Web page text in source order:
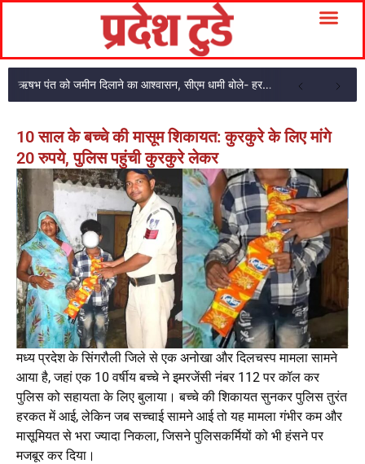
ऋषभ पंत को जमीन दिलाने का आश्वासन, सीएम धामी बोले- हरसंभव मदद करेंगे
10 साल के बच्चे की मासूम शिकायत: कुरकुरे के लिए मांगे
20 रुपये, पुलिस पहुंची कुरकुरे लेकर
मध्य प्रदेश के सिंगरौली जिले से एक अनोखा और दिलचस्प मामला सामने
आया है, जहां एक 10 वर्षीय बच्चे ने इमरजेंसी नंबर 112 पर कॉल कर
पुलिस को सहायता के लिए बुलाया। बच्चे की शिकायत सुनकर पुलिस तुरंत
हरकत में आई, लेकिन जब सच्चाई सामने आई तो यह मामला गंभीर कम और
मासूमियत से भरा ज्यादा निकला, जिसने पुलिसकर्मियों को भी हंसने पर
मजबूर कर दिया।